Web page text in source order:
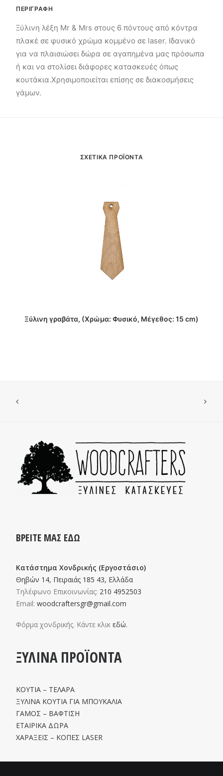
ΠΕΡΙΓΡΑΦΗ
Ξύλινη λέξη Mr & Mrs στους 6 πόντους από κόντρα
πλακέ σε φυσικό χρώμα κομμένο σε laser. Ιδανικό
για να πλαισιώσει δώρα σε αγαπημένα μας πρόσωπα
ή και να στολίσει διάφορες κατασκευές όπως
κουτάκια.Χρησιμοποιείται επίσης σε διακοσμήσεις
γάμων.
ΣΧΕΤΙΚΑ ΠΡΟΪΟΝΤΑ
ΔΙΑΒΑΣΤΕ ΠΕΡΙΣΣΟΤΕΡΑ
Ξύλινη γραβάτα, (Χρώμα: Φυσικό, Μέγεθος: 15 cm)
ΒΡΕΙΤΕ ΜΑΣ ΕΔΩ
Κατάστημα Χονδρικής (Εργοστάσιο)
Θηβών 14, Πειραιάς 185 43, Ελλάδα
Τηλέφωνο Επικοινωνίας: 210 4952503
Email: woodcraftersgr@gmail.com
Φόρμα χονδρικής. Κάντε κλικ εδώ.
ΞΥΛΙΝΑ ΠΡΟΪΟΝΤΑ
ΚΟΥΤΙΑ – ΤΕΛΑΡΑ
ΞΥΛΙΝΑ ΚΟΥΤΙΑ ΓΙΑ ΜΠΟΥΚΑΛΙΑ
ΓΑΜΟΣ – ΒΑΦΤΙΣΗ
ΕΤΑΙΡΙΚΑ ΔΩΡΑ
ΧΑΡΑΞΕΙΣ – ΚΟΠΕΣ LASER